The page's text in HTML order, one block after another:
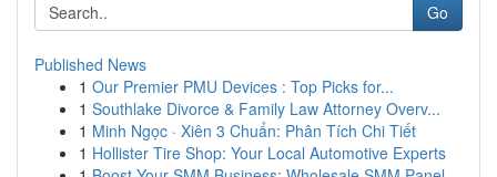
Go
Published News
1 Our Premier PMU Devices : Top Picks for...
1 Southlake Divorce & Family Law Attorney Overv...
1 Minh Ngọc · Xiên 3 Chuẩn: Phân Tích Chi Tiết
1 Hollister Tire Shop: Your Local Automotive Experts